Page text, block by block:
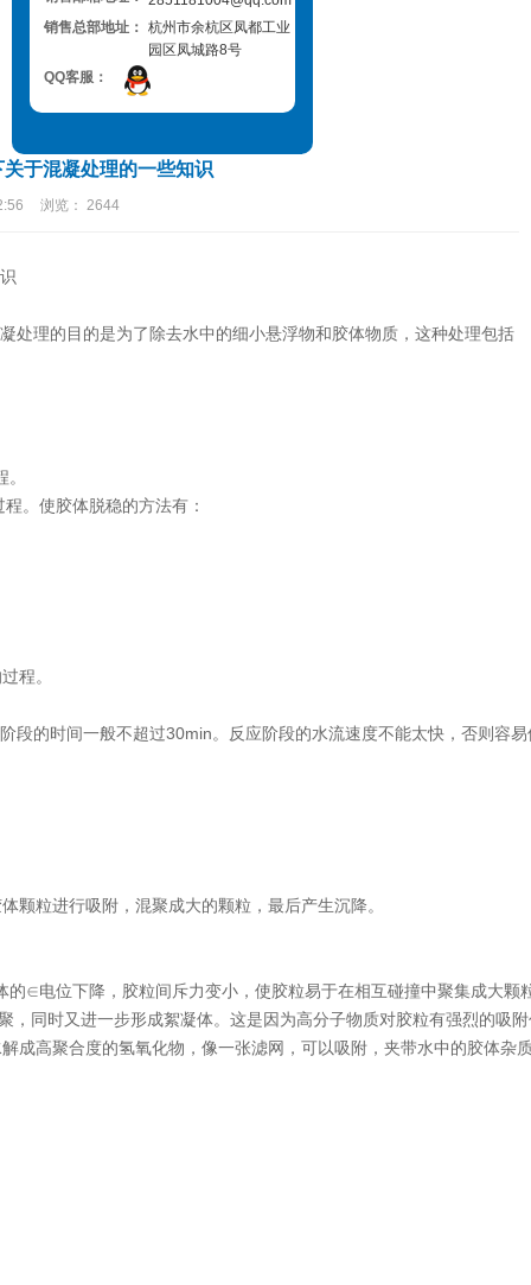
销售总部地址： 杭州市余杭区凤都工业
园区凤城路8号
QQ客服：
于混凝处理的一些知识
浏览： 2644
处理的目的是为了除去水中的细小悬浮物和胶体物质，这种处理包括
。使胶体脱稳的方法有：
程。
段的时间一般不超过30min。反应阶段的水流速度不能太快，否则
粒进行吸附，混聚成大的颗粒，最后产生沉降。
电位下降，胶粒间斥力变小，使胶粒易于在相互碰撞中聚集成大颗
时又进一步形成絮凝体。这是因为高分子物质对胶粒有强烈的吸
高聚合度的氢氧化物，像一张滤网，可以吸附，夹带水中的胶体杂